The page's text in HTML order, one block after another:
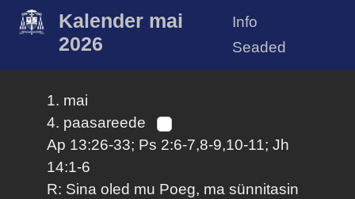
Kalender mai
2026
Info
Seaded
1. mai
4. paasareede
Ap 13:26-33; Ps 2:6-7,8-9,10-11; Jh
14:1-6
R: Sina oled mu Poeg, ma sünnitasin